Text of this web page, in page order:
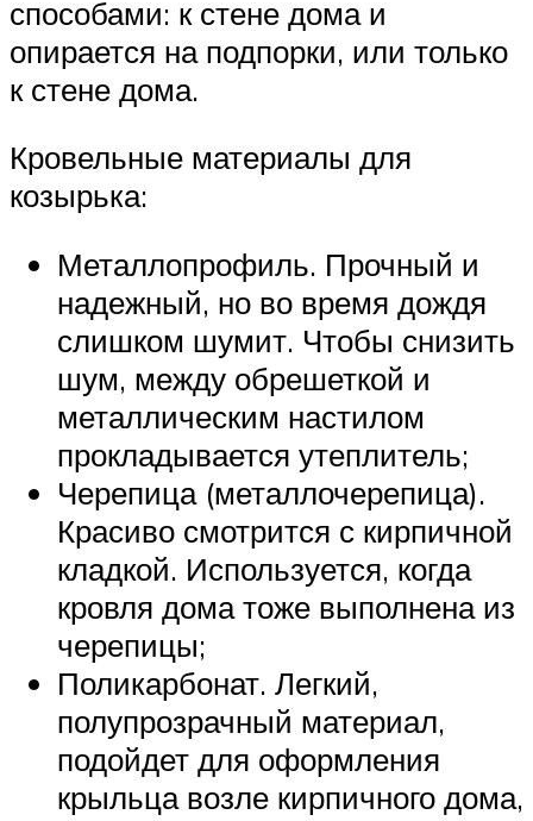
способами: к стене дома и
опирается на подпорки, или только
к стене дома.
Кровельные материалы для
козырька:
Металлопрофиль. Прочный и
надежный, но во время дождя
слишком шумит. Чтобы снизить
шум, между обрешеткой и
металлическим настилом
прокладывается утеплитель;
Черепица (металлочерепица).
Красиво смотрится с кирпичной
кладкой. Используется, когда
кровля дома тоже выполнена из
черепицы;
Поликарбонат. Легкий,
полупрозрачный материал,
подойдет для оформления
крыльца возле кирпичного дома,